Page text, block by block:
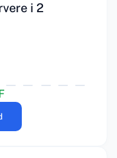
i 2